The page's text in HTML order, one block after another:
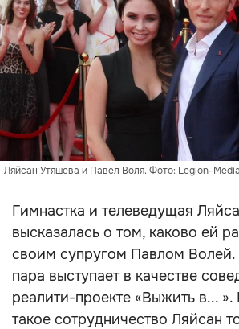
Ляйсан Утяшева и Павел Воля. Фото: Legion-Media
Гимнастка и телеведущая
высказалась о том, каково ей
своим супругом Павлом
пара выступает в качестве
реалити-проекте «Выжить в... ».
такое сотрудничество Ляйсан